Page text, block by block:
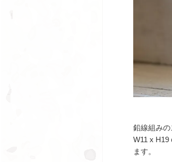
鉛線組みの
W11 x H19
ます。